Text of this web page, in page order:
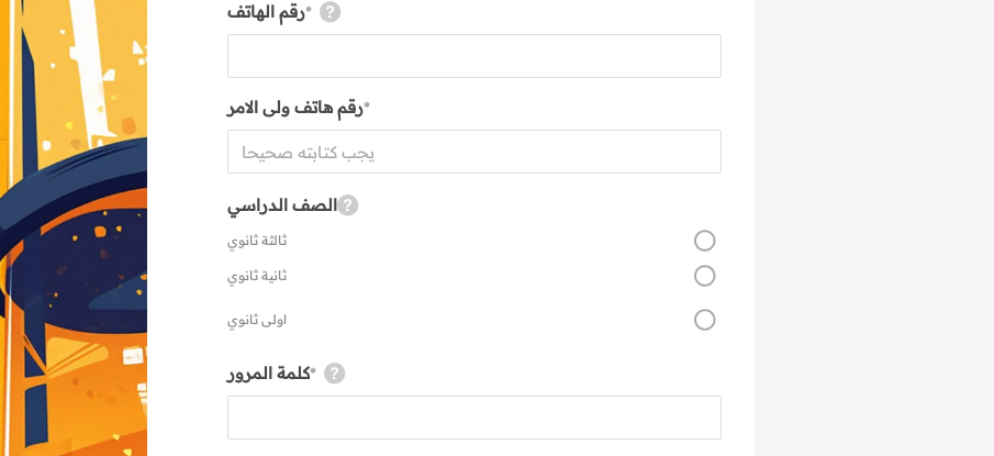
رقم الهاتف*
رقم هاتف ولى الامر*
الصف الدراسي
ثالثة ثانوي
ثانية ثانوي
اولى ثانوي
كلمة المرور*